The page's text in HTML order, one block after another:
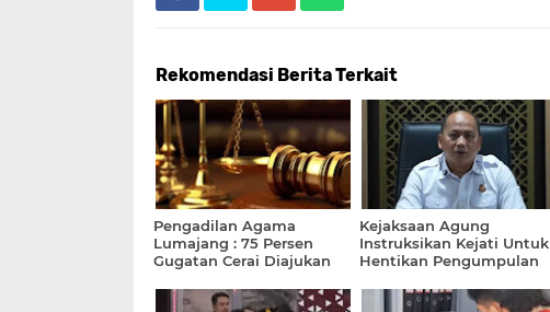
Rekomendasi Berita Terkait
Pengadilan Agama
Lumajang : 75 Persen
Gugatan Cerai Diajukan
Kejaksaan Agung
Instruksikan Kejati Untuk
Hentikan Pengumpulan